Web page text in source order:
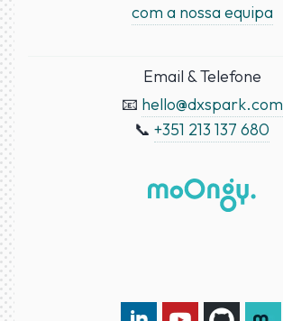
com a nossa equipa
Email & Telefone
📧 hello@dxspark.com
📞 +351 213 137 680